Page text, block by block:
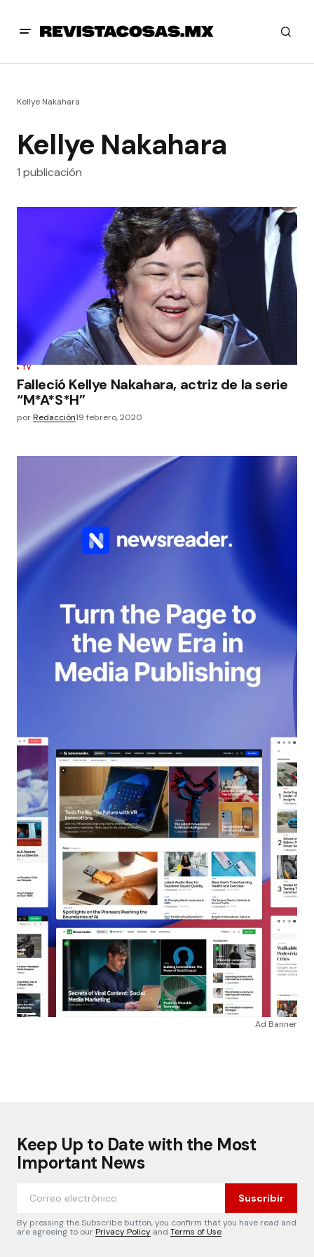
Kellye Nakahara
Kellye Nakahara
1 publicación
TV
Falleció Kellye Nakahara, actriz de la serie
“M*A*S*H”
porRedacción19 febrero, 2020
Ad Banner
Keep Up to Date with the Most
Important News
Suscribir
By pressing the Subscribe button, you confirm that you have read and
are agreeing to ourPrivacy Policy and Terms of Use